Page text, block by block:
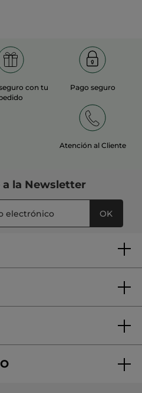
con tu
Pago seguro
Atención al Cliente
a la Newsletter
OK